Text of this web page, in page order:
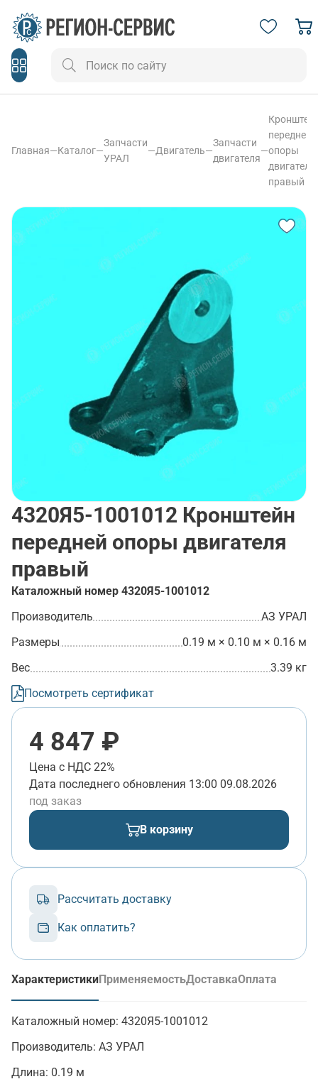
Главная—Каталог—
Запчасти
УРАЛ
—Двигатель—
Запчасти
двигателя
—
передней
опоры
двигателя
правый
4320Я5-1001012 Кронштейн
передней опоры двигателя
правый
Каталожный номер 4320Я5-1001012
Производитель
АЗ УРАЛ
Размеры
0.19 м × 0.10 м × 0.16 м
Вес
3.39 кг
Посмотреть сертификат
4 847 ₽
Цена с НДС 22%
Дата последнего обновления 13:00 09.08.2026
под заказ
В корзину
Рассчитать доставку
Как оплатить?
Характеристики
(активная вкладка)
ПрименяемостьДоставкаОплата
Каталожный номер: 4320Я5-1001012
Производитель: АЗ УРАЛ
Длина: 0.19 м